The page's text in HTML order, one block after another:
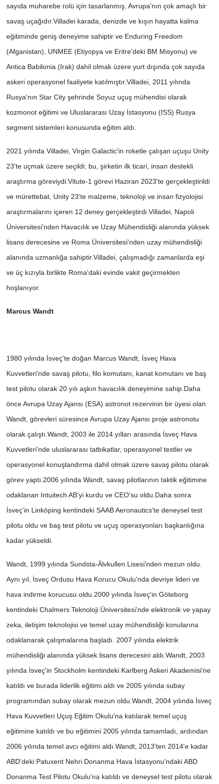
sayıda muharebe rolü için tasarlanmış, Avrupa'nın çok amaçlı bir
savaş uçağıdır.Villadei karada, denizde ve kışın hayatta kalma
eğitiminde geniş deneyime sahiptir ve Enduring Freedom
(Afganistan), UNMEE (Etiyopya ve Eritre'deki BM Misyonu) ve
Antica Babilonia (Irak) dahil olmak üzere yurt dışında çok sayıda
askeri operasyonel faaliyete katılmıştır.Villadei, 2011 yılında
Rusya'nın Star City şehrinde Soyuz uçuş mühendisi olarak
kozmonot eğitimi ve Uluslararası Uzay İstasyonu (ISS) Rusya
segment sistemleri konusunda eğitim aldı.
2021 yılında Villadei, Virgin Galactic'in roketle çalışan uçuşu Unity
23'te uçmak üzere seçildi; bu, şirketin ilk ticari, insan destekli
araştırma göreviydi. Vitute-1 görevi Haziran 2023'te gerçekleştirildi
ve mürettebat, Unity 23'te malzeme, teknoloji ve insan fizyolojisi
araştırmalarını içeren 12 deney gerçekleştirdi. Villadei, Napoli
Üniversitesi'nden Havacılık ve Uzay Mühendisliği alanında yüksek
lisans derecesine ve Roma Üniversitesi'nden uzay mühendisliği
alanında uzmanlığa sahiptir.Villadei, çalışmadığı zamanlarda eşi
ve üç kızıyla birlikte Roma'daki evinde vakit geçirmekten
hoşlanıyor.
Marcus Wandt
1980 yılında İsveç'te doğan Marcus Wandt, İsveç Hava
Kuvvetleri'nde savaş pilotu, filo komutanı, kanat komutanı ve baş
test pilotu olarak 20 yılı aşkın havacılık deneyimine sahip. Daha
önce Avrupa Uzay Ajansı (ESA) astronot rezervinin bir üyesi olan
Wandt, görevleri süresince Avrupa Uzay Ajansı proje astronotu
olarak çalıştı. Wandt, 2003 ile 2014 yılları arasında İsveç Hava
Kuvvetleri'nde uluslararası tatbikatlar, operasyonel testler ve
operasyonel konuşlandırma dahil olmak üzere savaş pilotu olarak
görev yaptı. 2006 yılında Wandt, savaş pilotlarının taktik eğitimine
odaklanan Intuitech AB'yi kurdu ve CEO'su oldu. Daha sonra
İsveç'in Linköping kentindeki SAAB Aeronautics'te deneysel test
pilotu oldu ve baş test pilotu ve uçuş operasyonları başkanlığına
kadar yükseldi.
Wandt, 1999 yılında Sundsta-Älvkullen Lisesi'nden mezun oldu.
Aynı yıl, İsveç Ordusu Hava Korucu Okulu'nda devriye lideri ve
hava indirme korucusu oldu. 2000 yılında İsveç'in Göteborg
kentindeki Chalmers Teknoloji Üniversitesi'nde elektronik ve yapay
zeka, iletişim teknolojisi ve temel uzay mühendisliği konularına
odaklanarak çalışmalarına başladı. 2007 yılında elektrik
mühendisliği alanında yüksek lisans derecesini aldı. Wandt, 2003
yılında İsveç'in Stockholm kentindeki Karlberg Askeri Akademisi'ne
katıldı ve burada liderlik eğitimi aldı ve 2005 yılında subay
programından subay olarak mezun oldu. Wandt, 2004 yılında İsveç
Hava Kuvvetleri Uçuş Eğitim Okulu'na katılarak temel uçuş
eğitimine katıldı ve bu eğitimini 2005 yılında tamamladı, ardından
2006 yılında temel avcı eğitimi aldı. Wandt, 2013'ten 2014'e kadar
ABD'deki Patuxent Nehri Donanma Hava İstasyonu'ndaki ABD
Donanma Test Pilotu Okulu'na katıldı ve deneysel test pilotu olarak